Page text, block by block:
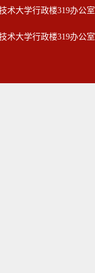
术大学行政楼319办公
术大学行政楼319办公